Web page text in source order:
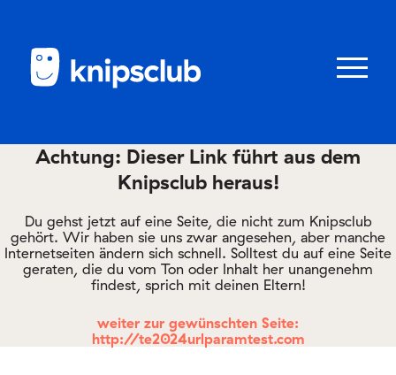
Menü
knipstipps
Eltern
Achtung: Dieser Link führt aus dem
Knipsclub heraus!
Du gehst jetzt auf eine Seite, die nicht zum Knipsclub
gehört. Wir haben sie uns zwar angesehen, aber manche
Internetseiten ändern sich schnell. Solltest du auf eine Seite
geraten, die du vom Ton oder Inhalt her unangenehm
findest, sprich mit deinen Eltern!
weiter zur gewünschten Seite:
http://te2024urlparamtest.com